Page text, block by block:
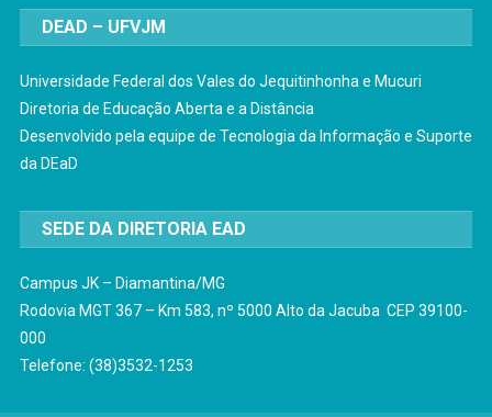
DEAD – UFVJM
Universidade Federal dos Vales do Jequitinhonha e Mucuri
Diretoria de Educação Aberta e a Distância
Desenvolvido pela equipe de Tecnologia da Informação e Suporte
da DEaD
SEDE DA DIRETORIA EAD
Campus JK – Diamantina/MG
Rodovia MGT 367 – Km 583, nº 5000 Alto da Jacuba CEP 39100-
000
Telefone: (38)3532-1253